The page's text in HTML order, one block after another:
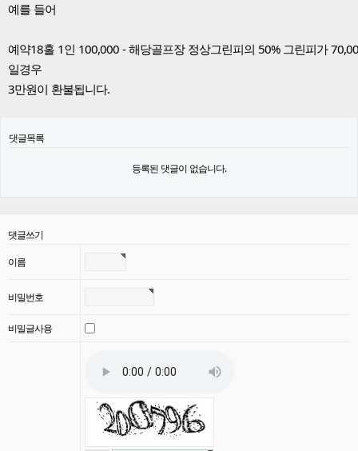
예를 들어
예약18홀 1인 100,000 - 해당골프장 정상그린피의 50% 그린피가
일경우
3만원이 환불됩니다.
댓글목록
등록된 댓글이 없습니다.
댓글쓰기
이름
비밀번호
비밀글사용